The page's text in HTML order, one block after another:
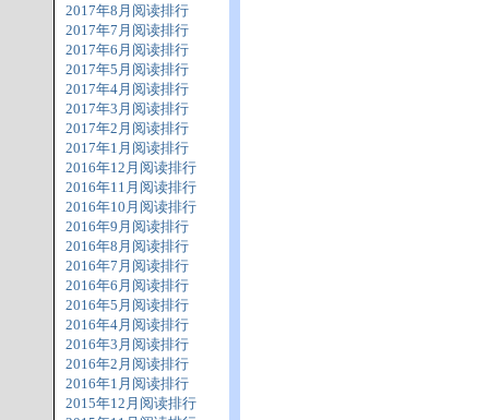
2017年8月阅读排行
2017年7月阅读排行
2017年6月阅读排行
2017年5月阅读排行
2017年4月阅读排行
2017年3月阅读排行
2017年2月阅读排行
2017年1月阅读排行
2016年12月阅读排行
2016年11月阅读排行
2016年10月阅读排行
2016年9月阅读排行
2016年8月阅读排行
2016年7月阅读排行
2016年6月阅读排行
2016年5月阅读排行
2016年4月阅读排行
2016年3月阅读排行
2016年2月阅读排行
2016年1月阅读排行
2015年12月阅读排行